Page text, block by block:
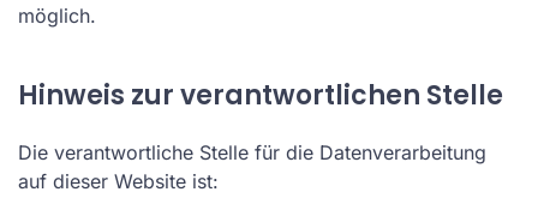
möglich.
Hinweis zur verantwortlichen Stelle
Die verantwortliche Stelle für die Datenverarbeitung
auf dieser Website ist: